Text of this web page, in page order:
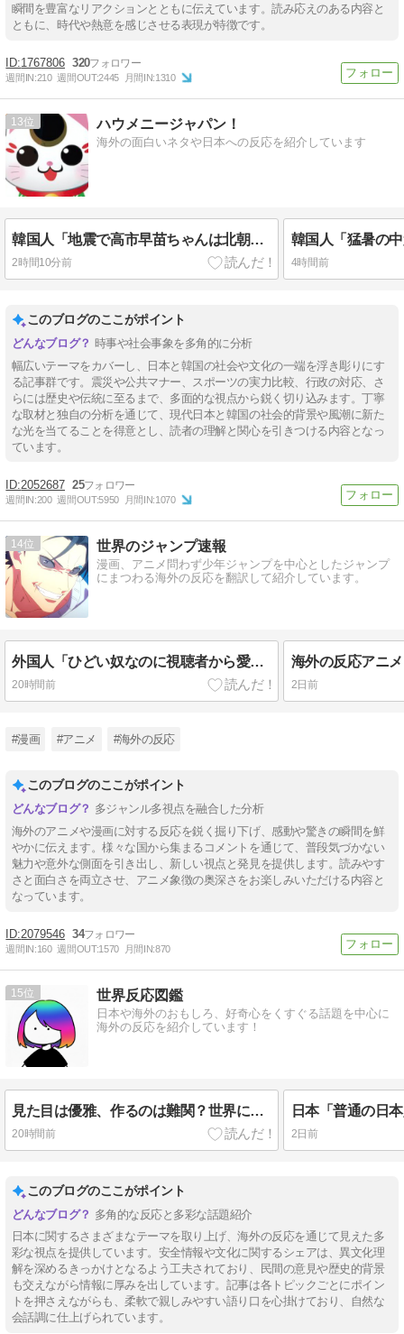
瞬間を豊富なリアクションとともに伝えています。読み応えのある内容と
ともに、時代や熱意を感じさせる表現が特徴です。
1767806 320
週間IN:210 週間OUT:2445 月間IN:1310
13 ハウメニージャパン！
海外の面白いネタや日本への反応を紹介しています
韓国人「地震で高市早苗ちゃんは北朝鮮の金正恩と比較され完敗しました」
2時間10分前 4時間前
このブログのここがポイント
時事や社会事象を多角的に分析
幅広いテーマをカバーし、日本と韓国の社会や文化の一端を浮き彫りにす
る記事群です。震災や公共マナー、スポーツの実力比較、行政の対応、さ
らには歴史や伝統に至るまで、多面的な視点から鋭く切り込みます。丁寧
な取材と独自の分析を通じて、現代日本と韓国の社会的背景や風潮に新た
な光を当てることを得意とし、読者の理解と関心を引きつける内容となっ
ています。
2052687 25
週間IN:200 週間OUT:5950 月間IN:1070
14 世界のジャンプ速報
漫画、アニメ問わず少年ジャンプを中心としたジャンプ
にまつわる海外の反応を翻訳して紹介しています。
外国人「ひどい奴なのに視聴者から愛される日本のアニメキャラがこちら」（海外の反応）
20時間前 2日前
#漫画 #アニメ #海外の反応
このブログのここがポイント
多ジャンル多視点を融合した分析
海外のアニメや漫画に対する反応を鋭く掘り下げ、感動や驚きの瞬間を鮮
やかに伝えます。様々な国から集まるコメントを通じて、普段気づかない
魅力や意外な側面を引き出し、新しい視点と発見を提供します。読みやす
さと面白さを両立させ、アニメ象徴の奥深さをお楽しみいただける内容と
なっています。
2079546 34
週間IN:160 週間OUT:1570 月間IN:870
15 世界反応図鑑
日本や海外のおもしろ、好奇心をくすぐる話題を中心に
海外の反応を紹介しています！
見た目は優雅、作るのは難関？世界に110台しかない日本製エスカレーターがXで話題に（海外の反応）
20時間前 2日前
このブログのここがポイント
多角的な反応と多彩な話題紹介
日本に関するさまざまなテーマを取り上げ、海外の反応を通じて見えた多
彩な視点を提供しています。安全情報や文化に関するシェアは、異文化理
解を深めるきっかけとなるよう工夫されており、民間の意見や歴史的背景
も交えながら情報に厚みを出しています。記事は各トピックごとにポイン
トを押さえながらも、柔軟で親しみやすい語り口を心掛けており、自然な
会話調に仕上げられています。